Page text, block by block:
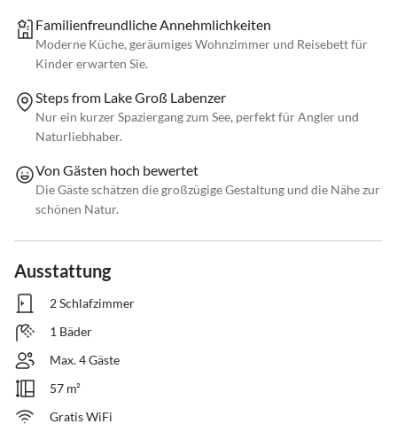
Familienfreundliche Annehmlichkeiten
Moderne Küche, geräumiges Wohnzimmer und Reisebett für
Kinder erwarten Sie.
Steps from Lake Groß Labenzer
Nur ein kurzer Spaziergang zum See, perfekt für Angler und
Naturliebhaber.
Von Gästen hoch bewertet
Die Gäste schätzen die großzügige Gestaltung und die Nähe zur
schönen Natur.
Ausstattung
2 Schlafzimmer
1 Bäder
Max. 4 Gäste
57 m²
Gratis WiFi